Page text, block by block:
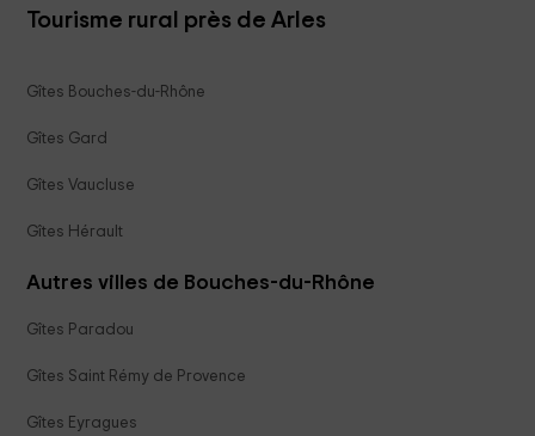
Tourisme rural près de Arles
Gîtes Bouches-du-Rhône
Gîtes Gard
Gîtes Vaucluse
Gîtes Hérault
Autres villes de Bouches-du-Rhône
Gîtes Paradou
Gîtes Saint Rémy de Provence
Gîtes Eyragues